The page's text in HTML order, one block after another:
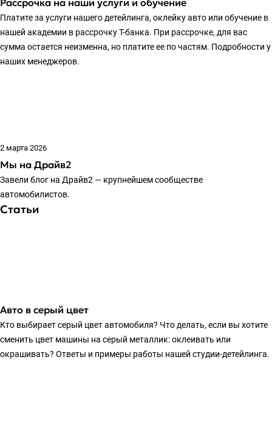
Платите за услуги нашего детейлинга, оклейку авто или обучение в
нашей академии в рассрочку Т-банка. При рассрочке, для вас
сумма остается неизменна, но платите ее по частям. Подробности у
наших менеджеров.
2 марта 2026
Мы на Драйв2
Завели блог на Драйв2 — крупнейшем сообществе
автомобилистов.
Статьи
Авто в серый цвет
Кто выбирает серый цвет автомобиля? Что делать, если вы хотите
сменить цвет машины на серый металлик: оклеивать или
окрашивать? Ответы и примеры работы нашей студии-детейлинга.